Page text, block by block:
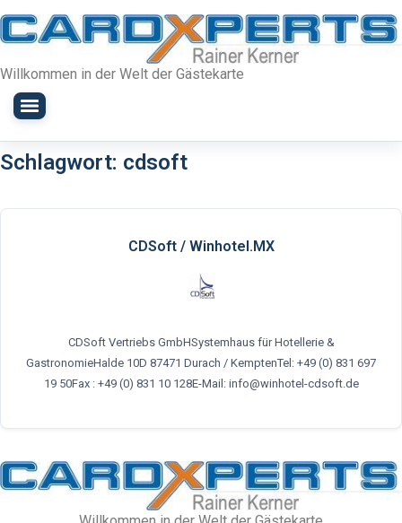
Willkommen in der Welt der Gästekarte
Schlagwort: cdsoft
CDSoft / Winhotel.MX
CDSoft Vertriebs GmbHSystemhaus für Hotellerie &
GastronomieHalde 10D 87471 Durach / KemptenTel: +49 (0) 831 697
19 50Fax : +49 (0) 831 10 128E-Mail: info@winhotel-cdsoft.de